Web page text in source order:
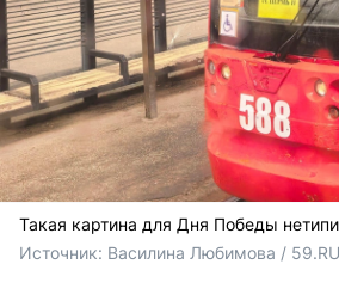
Такая картина для Дня Победы
Источник: Василина Любимова / 59.RU